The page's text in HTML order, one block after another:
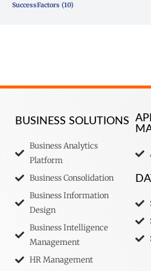
SuccessFactors (10)
BUSINESS SOLUTIONS
Business Analytics
Platform
Business Consolidation
Business Information
Design
Business Intelligence
Management
HR Management